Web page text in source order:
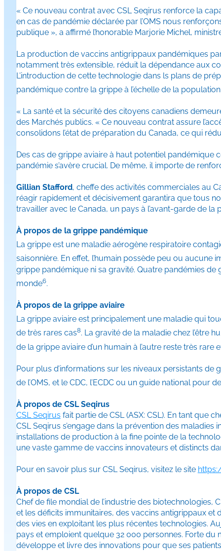
« Ce nouveau contrat avec CSL Seqirus renforce la
en cas de pandémie déclarée par l’OMS nous
publique », a affirmé l’honorable Marjorie Michel,
La production de vaccins antigrippaux pandémiques
notamment très extensible, réduit la dépendance aux
L’introduction de cette technologie dans ls plans de
pandémique contre la grippe à l’échelle de la
« La santé et la sécurité des citoyens canadiens
des Marchés publics. « Ce nouveau contrat assure
consolidons l’état de préparation du Canada, ce qui
Des cas de grippe aviaire à haut potentiel pandémique
pandémie s’avère crucial. De même, il importe de
Gillian Stafford, cheffe des activités commerciales au
réagir rapidement et décisivement garantira que tous
travailler avec le Canada, un pays à l’avant-garde de
À propos de la grippe pandémique
La grippe est une maladie aérogène respiratoire
saisonnière. En effet, l’humain possède peu ou aucune
grippe pandémique ni sa gravité. Quatre pandémies
monde6.
À propos de la grippe aviaire
La grippe aviaire est principalement une maladie qui
de très rares cas8. La gravité de la maladie chez l’être
de la grippe aviaire d’un humain à l’autre reste très
Pour plus d’informations sur les niveaux persistants
de l’OMS, et le CDC, l’ECDC ou un guide national pour
À propos de CSL Seqirus
CSL Seqirus fait partie de CSL (ASX: CSL). En tant que
CSL Seqirus s’engage dans la prévention des
installations de production à la fine pointe de la
une vaste gamme de vaccins innovateurs et distincts
Pour en savoir plus sur CSL Seqirus, visitez le site
À propos de CSL
Chef de file mondial de l’industrie des biotechnologies,
et les déficits immunitaires, des vaccins antigrippaux et
des vies en exploitant les plus récentes technologies.
pays et emploient quelque 32 000 personnes. Forte du
développe et livre des innovations pour que ses